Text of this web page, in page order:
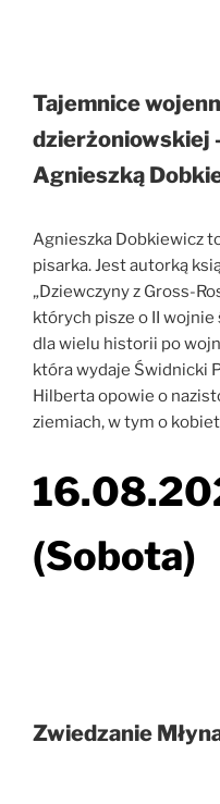
Tajemnice
dzierżoniowskiej
Agnieszką
Agnieszka Dobkiewicz
pisarka. Jest autorką
„Dziewczyny z Gross-
których pisze o II
dla wielu historii po
która wydaje Świdnicki
Hilberta opowie o
ziemiach, w tym o
(Sobota)
Zwiedzanie